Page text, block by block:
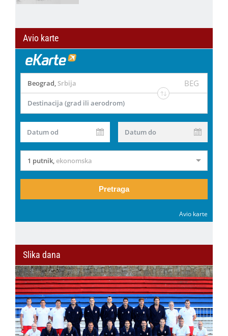
Avio karte
Beograd, Srbija BEG
Destinacija (grad ili aerodrom)
Datum od Datum do
1 putnik,ekonomska
Pretraga
Avio karte
Slika dana